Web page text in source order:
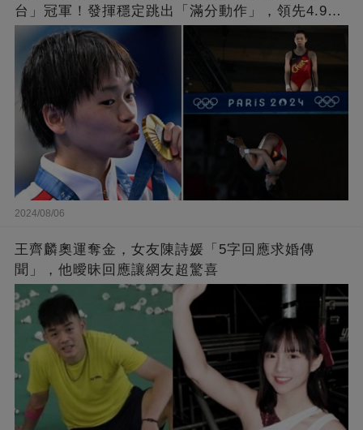
台」冠軍！發揮穩定跳出「滿分動作」，領先4.9分
擊敗陳芋汐
2024/08/06
王齊麟奧運奪金，女友陳詩媛「5字回應求婚傳
聞」，他曖昧回應讓網友超驚喜